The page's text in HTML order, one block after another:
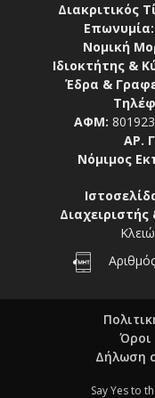
Διακριτικός
Επωνυμία:
Νομική
Ιδιοκτήτης &
Έδρα &
ΑΦΜ:
ΑΡ.
Νόμιμος
Όροι
Δήλωση
Say Yes to